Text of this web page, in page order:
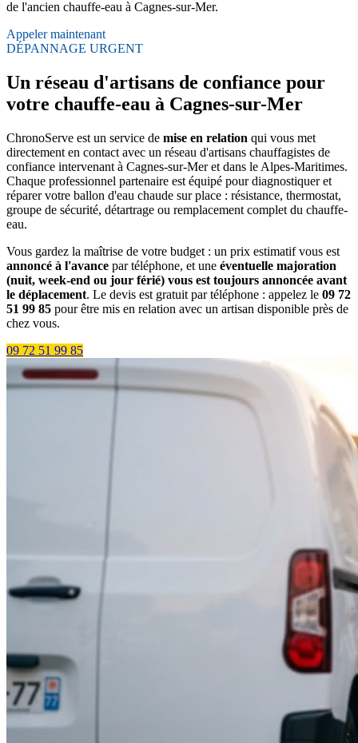
de l'ancien chauffe-eau à Cagnes-sur-Mer.
Appeler maintenant
DÉPANNAGE URGENT
Un réseau d'artisans de confiance pour
votre chauffe-eau à Cagnes-sur-Mer
ChronoServe est un service de mise en relation qui vous met
directement en contact avec un réseau d'artisans chauffagistes de
confiance intervenant à Cagnes-sur-Mer et dans le Alpes-Maritimes.
Chaque professionnel partenaire est équipé pour diagnostiquer et
réparer votre ballon d'eau chaude sur place : résistance, thermostat,
groupe de sécurité, détartrage ou remplacement complet du chauffe-
eau.
Vous gardez la maîtrise de votre budget : un prix estimatif vous est
annoncé à l'avance par téléphone, et une éventuelle majoration
(nuit, week-end ou jour férié) vous est toujours annoncée avant
le déplacement. Le devis est gratuit par téléphone : appelez le 09 72
51 99 85 pour être mis en relation avec un artisan disponible près de
chez vous.
09 72 51 99 85